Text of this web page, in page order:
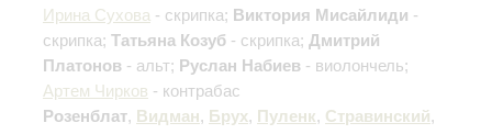
Ирина Сухова - скрипка; Виктория Мисайлиди -
скрипка; Татьяна Козуб - скрипка; Дмитрий
Платонов - альт; Руслан Набиев - виолончель;
Артем Чирков - контрабас
Розенблат, Видман, Брух, Пуленк, Стравинский,